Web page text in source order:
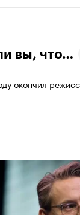
вы, что…
окончил